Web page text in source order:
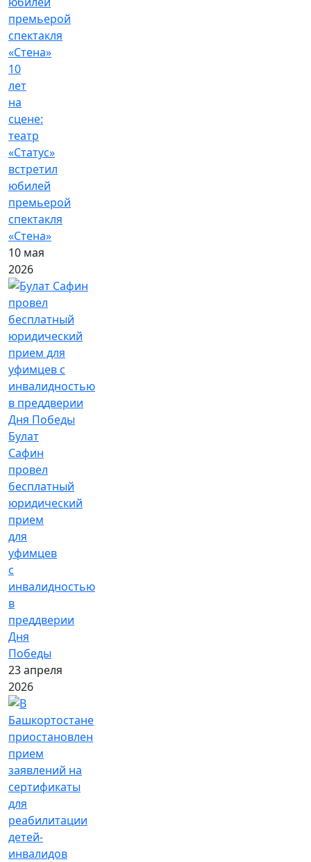
10
лет
на
сцене:
театр
«Статус»
встретил
юбилей
премьерой
спектакля
«Стена»
10 мая
2026
Булат
Сафин
провел
бесплатный
юридический
прием
для
уфимцев
с
инвалидностью
в
преддверии
Дня
Победы
23 апреля
2026